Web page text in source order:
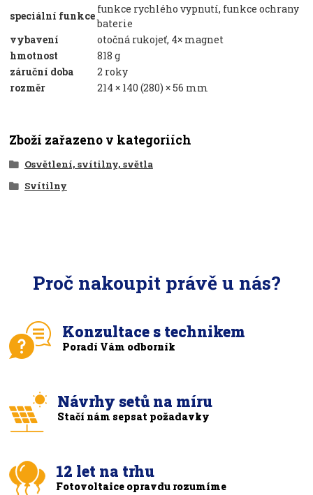
speciální funkce
funkce rychlého vypnutí, funkce ochrany
baterie
vybavení
otočná rukojeť, 4× magnet
hmotnost
818 g
záruční doba
2 roky
rozměr
214 × 140 (280) × 56 mm
Zboží zařazeno v kategoriích
Osvětlení, svítilny, světla
Svítilny
Proč nakoupit právě u nás?
Konzultace s technikem
Poradí Vám odborník
Návrhy setů na míru
Stačí nám sepsat požadavky
12 let na trhu
Fotovoltaice opravdu rozumíme